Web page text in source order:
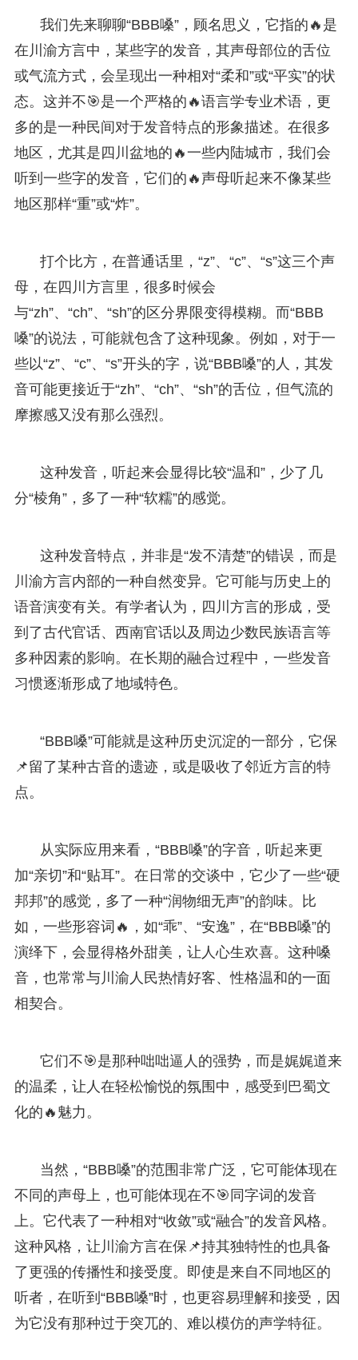
我们先来聊聊“BBB嗓”，顾名思义，它指的🔥是
在川渝方言中，某些字的发音，其声母部位的舌位
或气流方式，会呈现出一种相对“柔和”或“平实”的状
态。这并不🎯是一个严格的🔥语言学专业术语，更
多的是一种民间对于发音特点的形象描述。在很多
地区，尤其是四川盆地的🔥一些内陆城市，我们会
听到一些字的发音，它们的🔥声母听起来不像某些
地区那样“重”或“炸”。
打个比方，在普通话里，“z”、“c”、“s”这三个声
母，在四川方言里，很多时候会
与“zh”、“ch”、“sh”的区分界限变得模糊。而“BBB
嗓”的说法，可能就包含了这种现象。例如，对于一
些以“z”、“c”、“s”开头的字，说“BBB嗓”的人，其发
音可能更接近于“zh”、“ch”、“sh”的舌位，但气流的
摩擦感又没有那么强烈。
这种发音，听起来会显得比较“温和”，少了几
分“棱角”，多了一种“软糯”的感觉。
这种发音特点，并非是“发不清楚”的错误，而是
川渝方言内部的一种自然变异。它可能与历史上的
语音演变有关。有学者认为，四川方言的形成，受
到了古代官话、西南官话以及周边少数民族语言等
多种因素的影响。在长期的融合过程中，一些发音
习惯逐渐形成了地域特色。
“BBB嗓”可能就是这种历史沉淀的一部分，它保
📌留了某种古音的遗迹，或是吸收了邻近方言的特
点。
从实际应用来看，“BBB嗓”的字音，听起来更
加“亲切”和“贴耳”。在日常的交谈中，它少了一些“硬
邦邦”的感觉，多了一种“润物细无声”的韵味。比
如，一些形容词🔥，如“乖”、“安逸”，在“BBB嗓”的
演绎下，会显得格外甜美，让人心生欢喜。这种嗓
音，也常常与川渝人民热情好客、性格温和的一面
相契合。
它们不🎯是那种咄咄逼人的强势，而是娓娓道来
的温柔，让人在轻松愉悦的氛围中，感受到巴蜀文
化的🔥魅力。
当然，“BBB嗓”的范围非常广泛，它可能体现在
不同的声母上，也可能体现在不🎯同字词的发音
上。它代表了一种相对“收敛”或“融合”的发音风格。
这种风格，让川渝方言在保📌持其独特性的也具备
了更强的传播性和接受度。即使是来自不同地区的
听者，在听到“BBB嗓”时，也更容易理解和接受，因
为它没有那种过于突兀的、难以模仿的声学特征。